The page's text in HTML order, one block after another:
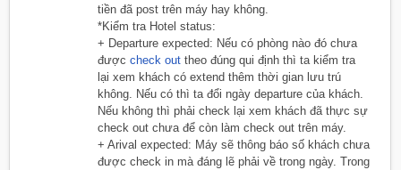
tiền đã post trên máy hay không.
*Kiểm tra Hotel status:
+ Departure expected: Nếu có phòng nào đó chưa
được check out theo đúng qui định thì ta kiểm tra
lại xem khách có extend thêm thời gian lưu trú
không. Nếu có thì ta đổi ngày departure của khách.
Nếu không thì phải check lại xem khách đã thực sự
check out chưa để còn làm check out trên máy.
+ Arival expected: Máy sẽ thông báo số khách chưa
được check in mà đáng lẽ phải về trong ngày. Trong